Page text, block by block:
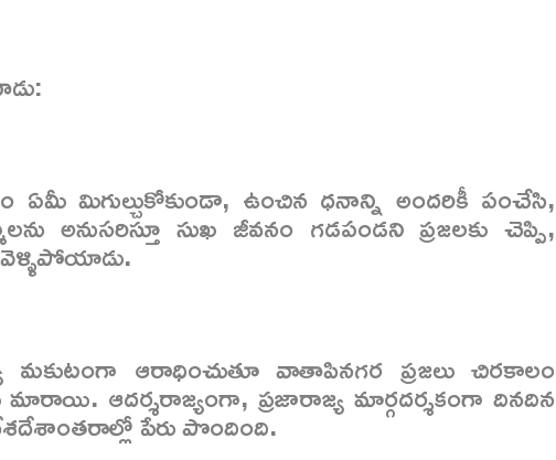
ఏమీ మిగుల్చుకోకుండా, ఉంచిన ధనాన్ని అందరికీ పంచేసి,
అనుసరిస్తూ సుఖ జీవనం గడపండని ప్రజలకు చెప్పి,
వెళ్ళిపోయాడు.
ఆరాధించుతూ వాతాపినగర ప్రజలు చిరకాలం
మారాయి. ఆదర్శరాజ్యంగా, ప్రజారాజ్య మార్గదర్శకంగా దినదిన
పేరు పొందింది.